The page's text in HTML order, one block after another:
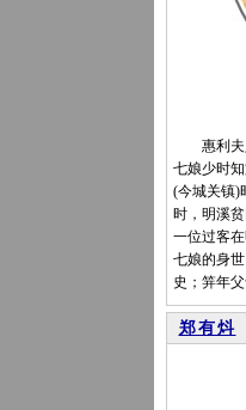
惠利夫人
七娘少时
(今城关镇)
时，明溪
一位过客
七娘的身
史；笄年
郑有炓